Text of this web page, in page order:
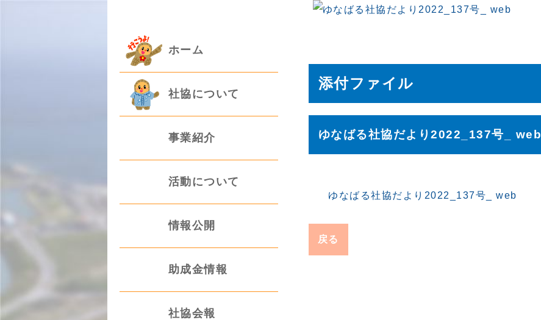
ホーム
社協について
事業紹介
活動について
情報公開
助成金情報
社協会報
添付ファイル
ゆなばる社協だより2022_137号_ web
ゆなばる社協だより2022_137号_ web
戻る